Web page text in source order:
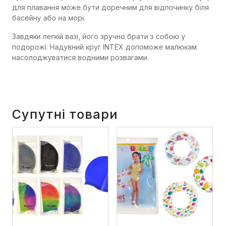
для плавання може бути доречним для відпочинку біля
басейну або на морі.
Завдяки легкій вазі, його зручно брати з собою у
подорожі. Надувний круг INTEX допоможе малюкам
насолоджуватися водними розвагами.
Супутні товари